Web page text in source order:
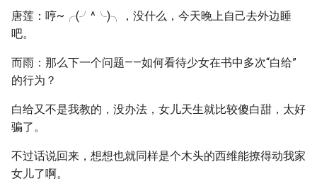
唐莲：哼~╭(╯^╰)╮，没什么，今天晚上自己去外边睡
吧。
而雨：那么下一个问题——如何看待少女在书中多次“白给”
的行为？
白给又不是我教的，没办法，女儿天生就比较傻白甜，太好
骗了。
不过话说回来，想想也就同样是个木头的西维能撩得动我家
女儿了啊。